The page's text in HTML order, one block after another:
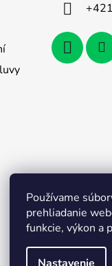
Používame
prehliadanie
funkcie, výkon a